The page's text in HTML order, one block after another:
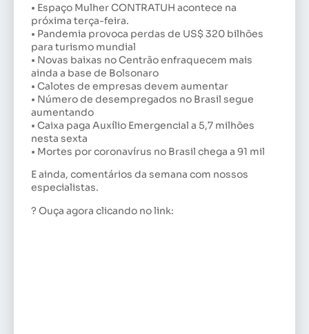
• Espaço Mulher CONTRATUH acontece na
próxima terça-feira.
• Pandemia provoca perdas de US$ 320 bilhões
para turismo mundial
• Novas baixas no Centrão enfraquecem mais
ainda a base de Bolsonaro
• Calotes de empresas devem aumentar
• Número de desempregados no Brasil segue
aumentando
• Caixa paga Auxílio Emergencial a 5,7 milhões
nesta sexta
• Mortes por coronavírus no Brasil chega a 91 mil
E ainda, comentários da semana com nossos
especialistas.
? Ouça agora clicando no link: